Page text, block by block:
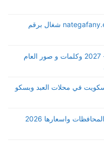
رابط نتيجة الدبلومات الفنية 2026 nategafany.emis شغال برقم
رسائل تهنئة رأس السنة الهجرية 1448- 2027 وكلمات و صور العام
2026 وعلب البسكويت في محلات العبد وبسكو
اجمل أماكن خروجة العيد في القاهرة والمحافظات واسعارها 2026